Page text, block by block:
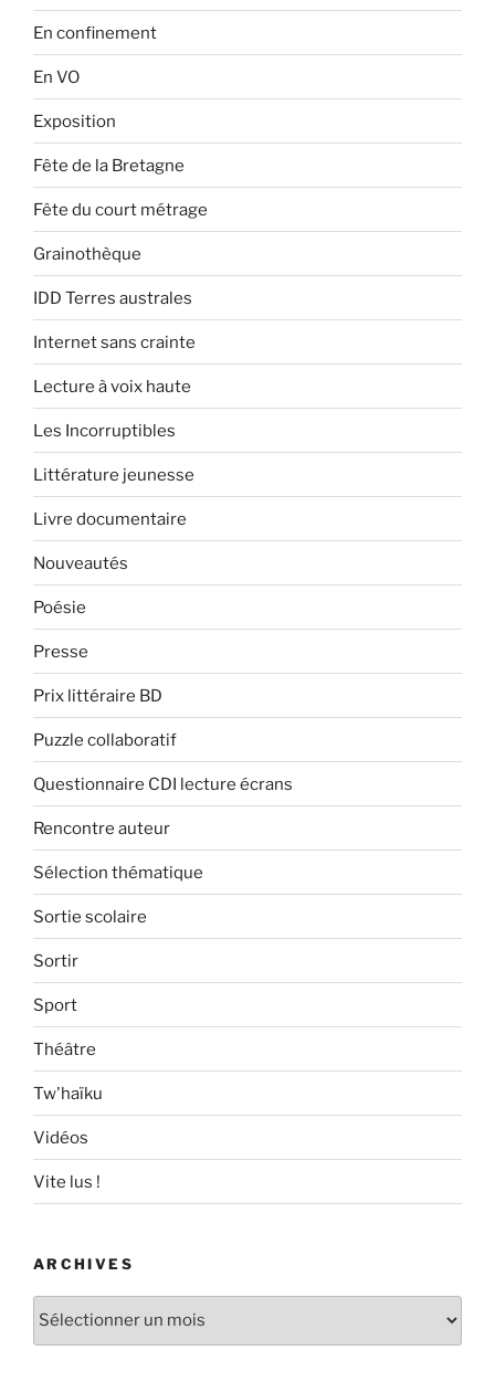
En confinement
En VO
Exposition
Fête de la Bretagne
Fête du court métrage
Grainothèque
IDD Terres australes
Internet sans crainte
Lecture à voix haute
Les Incorruptibles
Littérature jeunesse
Livre documentaire
Nouveautés
Poésie
Presse
Prix littéraire BD
Puzzle collaboratif
Questionnaire CDI lecture écrans
Rencontre auteur
Sélection thématique
Sortie scolaire
Sortir
Sport
Théâtre
Tw'haïku
Vidéos
Vite lus !
ARCHIVES